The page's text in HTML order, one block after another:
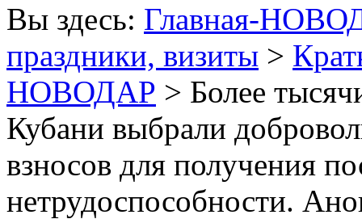
Вы здесь: Главная-
праздники, визиты >
НОВОДАР > Более
Кубани выбрали
взносов для получения
нетрудоспособности.